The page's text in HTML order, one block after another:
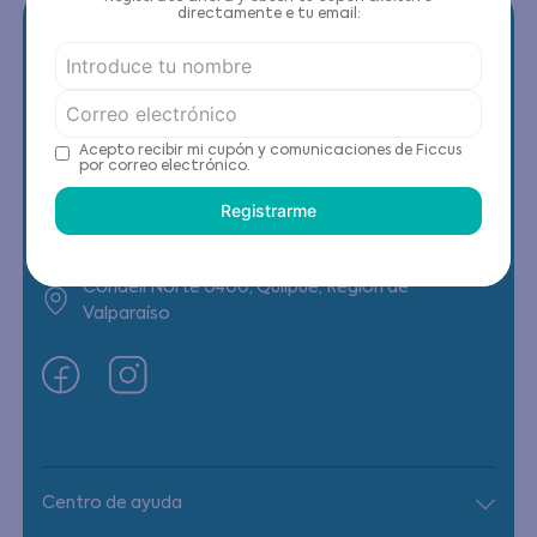
Contáctanos
Horario contacto: Lunes a Viernes de 9:00 a
Condell Norte 0400, Quilpué, Región de
Valparaíso
Centro de ayuda
directamente e tu email:
Acepto recibir mi cupón y comunicaciones de Ficcus
por correo electrónico.
Registrarme